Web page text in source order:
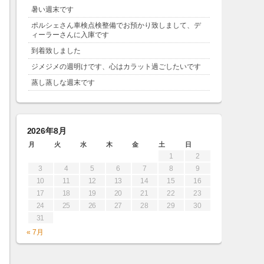
暑い週末です
ポルシェさん車検点検整備でお預かり致しまして、デ
ィーラーさんに入庫です
到着致しました
ジメジメの週明けです、心はカラット過ごしたいです
蒸し蒸しな週末です
2026年8月
月 火 水 木 金 土 日
1
2
3
4 5 6 7 8
9
10
11 12 13 14 15
16
17
18 19 20 21 22
23
24
25 26 27 28 29
30
31
« 7月